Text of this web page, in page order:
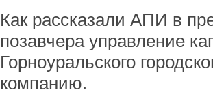
Как рассказали АПИ в
позавчера управление
Горноуральского
компанию.